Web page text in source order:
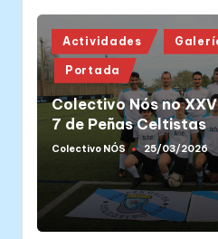
Posted
in
Actividades
Portada
Colectivo Nós no
7 de Peñas Celtistas
Posted
Colectivo NÓS 25/03/2026